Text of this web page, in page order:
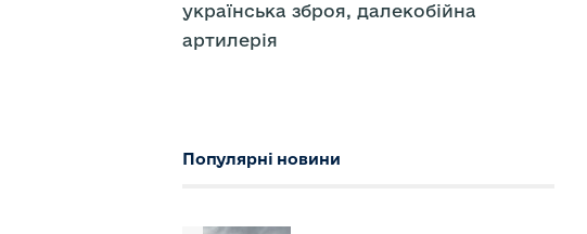
українська зброя, далекобійна
артилерія
Популярні новини